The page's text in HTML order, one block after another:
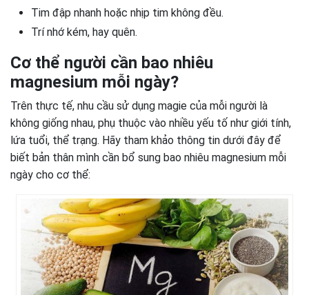
Tim đập nhanh hoặc nhịp tim không đều.
Trí nhớ kém, hay quên.
Cơ thể người cần bao nhiêu
magnesium mỗi ngày?
Trên thực tế, nhu cầu sử dụng magie của mỗi người là
không giống nhau, phụ thuộc vào nhiều yếu tố như giới tính,
lứa tuổi, thể trạng. Hãy tham khảo thông tin dưới đây để
biết bản thân mình cần bổ sung bao nhiêu magnesium mỗi
ngày cho cơ thể: